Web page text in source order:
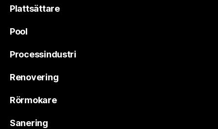
Plattsättare
Pool
Processindustri
Renovering
Rörmokare
Sanering